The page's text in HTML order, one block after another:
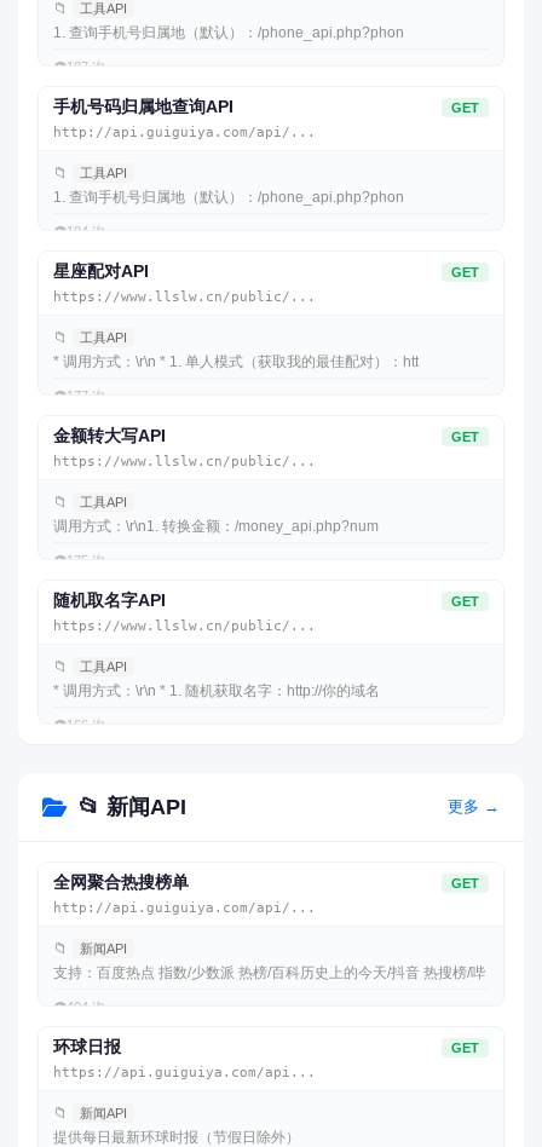
📁 工具API
1. 查询手机号归属地（默认）：/phone_api.php?phon
👁️187 次
手机号码归属地查询API GET
http://api.guiguiya.com/api/...
📁 工具API
1. 查询手机号归属地（默认）：/phone_api.php?phon
👁️184 次
星座配对API GET
https://www.llslw.cn/public/...
📁 工具API
* 调用方式：\r\n * 1. 单人模式（获取我的最佳配对）：htt
👁️177 次
金额转大写API GET
https://www.llslw.cn/public/...
📁 工具API
调用方式：\r\n1. 转换金额：/money_api.php?num
👁️175 次
随机取名字API GET
https://www.llslw.cn/public/...
📁 工具API
* 调用方式：\r\n * 1. 随机获取名字：http://你的域名
👁️166 次
📂 新闻API 更多 →
全网聚合热搜榜单 GET
http://api.guiguiya.com/api/...
📁 新闻API
支持：百度热点 指数/少数派 热榜/百科历史上的今天/抖音 热搜榜/哔
👁️404 次
环球日报 GET
https://api.guiguiya.com/api...
📁 新闻API
提供每日最新环球时报（节假日除外）